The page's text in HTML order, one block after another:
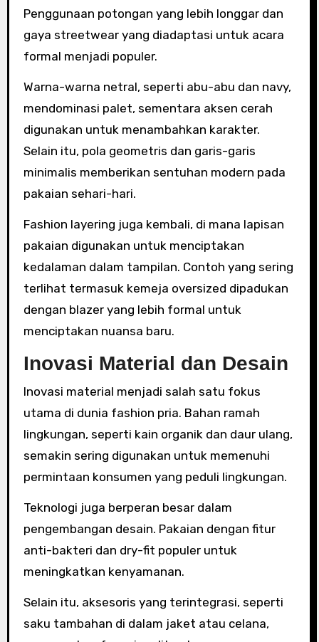
Penggunaan potongan yang lebih longgar dan
gaya streetwear yang diadaptasi untuk acara
formal menjadi populer.
Warna-warna netral, seperti abu-abu dan navy,
mendominasi palet, sementara aksen cerah
digunakan untuk menambahkan karakter.
Selain itu, pola geometris dan garis-garis
minimalis memberikan sentuhan modern pada
pakaian sehari-hari.
Fashion layering juga kembali, di mana lapisan
pakaian digunakan untuk menciptakan
kedalaman dalam tampilan. Contoh yang sering
terlihat termasuk kemeja oversized dipadukan
dengan blazer yang lebih formal untuk
menciptakan nuansa baru.
Inovasi Material dan Desain
Inovasi material menjadi salah satu fokus
utama di dunia fashion pria. Bahan ramah
lingkungan, seperti kain organik dan daur ulang,
semakin sering digunakan untuk memenuhi
permintaan konsumen yang peduli lingkungan.
Teknologi juga berperan besar dalam
pengembangan desain. Pakaian dengan fitur
anti-bakteri dan dry-fit populer untuk
meningkatkan kenyamanan.
Selain itu, aksesoris yang terintegrasi, seperti
saku tambahan di dalam jaket atau celana,